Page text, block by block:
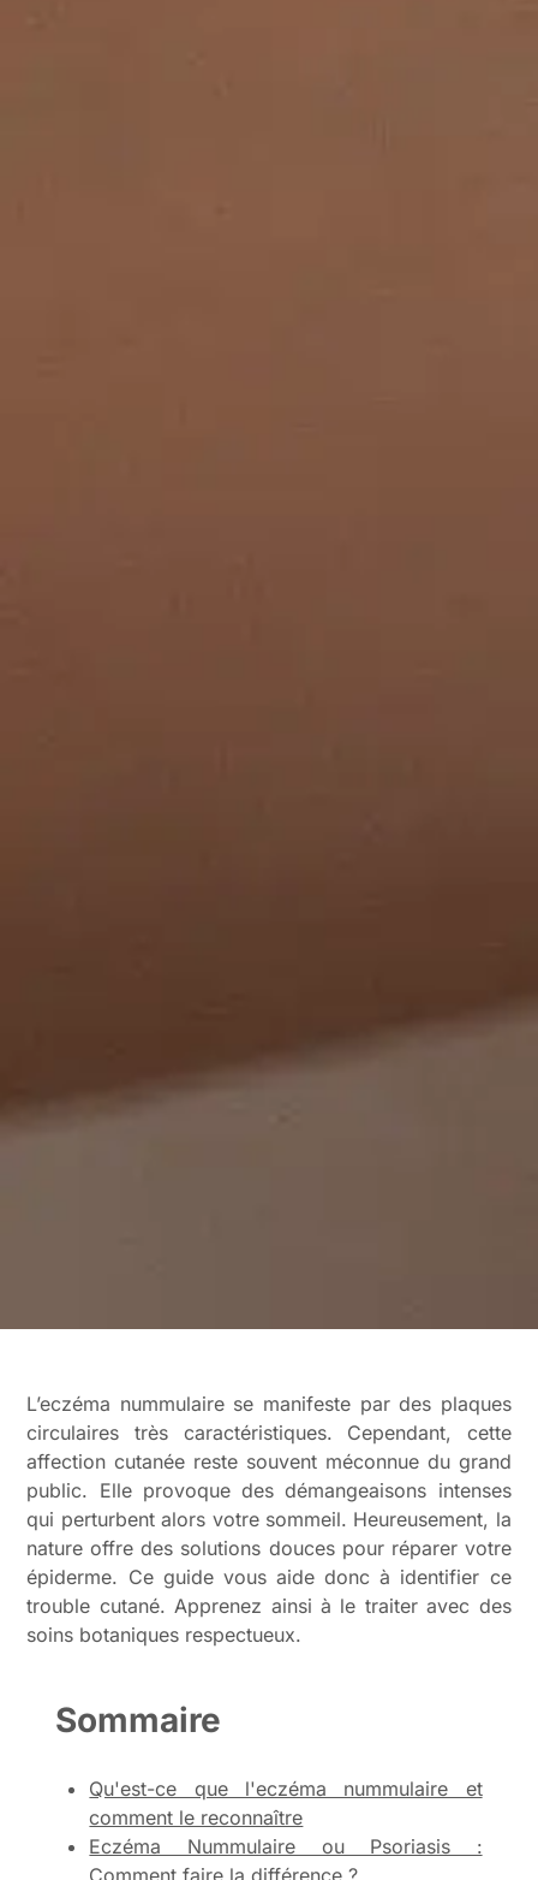
L’eczéma nummulaire se manifeste par des plaques
circulaires très caractéristiques. Cependant, cette
affection cutanée reste souvent méconnue du grand
public. Elle provoque des démangeaisons intenses
qui perturbent alors votre sommeil. Heureusement, la
nature offre des solutions douces pour réparer votre
épiderme. Ce guide vous aide donc à identifier ce
trouble cutané. Apprenez ainsi à le traiter avec des
soins botaniques respectueux.
Sommaire
Qu'est-ce que l'eczéma nummulaire et
comment le reconnaître
Eczéma Nummulaire ou Psoriasis :